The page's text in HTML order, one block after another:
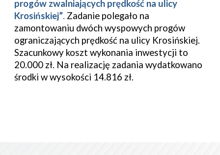
progów zwalniających prędkość na ulicy
Krosińskiej”. Zadanie polegało na
zamontowaniu dwóch wyspowych progów
ograniczających prędkość na ulicy Krosińskiej.
Szacunkowy koszt wykonania inwestycji to
20.000 zł. Na realizację zadania wydatkowano
środki w wysokości 14.816 zł.